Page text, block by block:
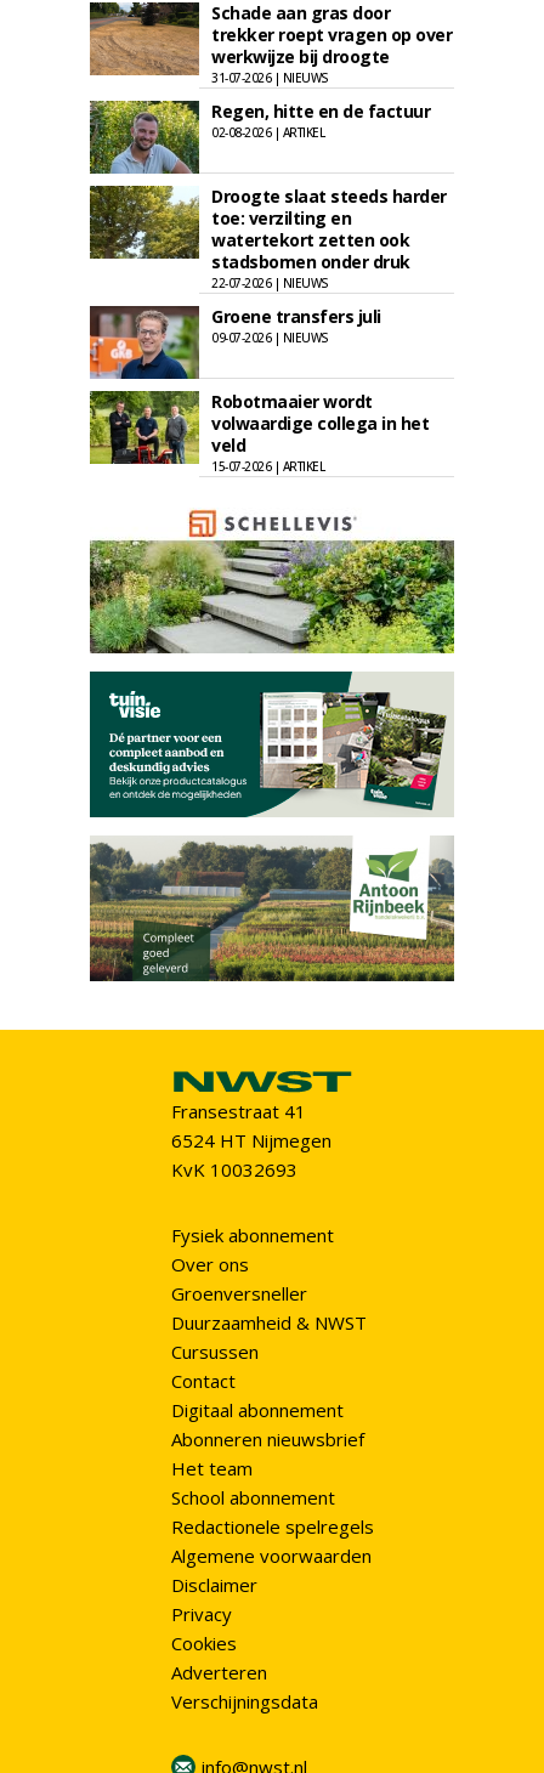
Schade aan gras door
trekker roept vragen op over
werkwijze bij droogte
31-07-2026 | NIEUWS
Regen, hitte en de factuur
02-08-2026 | ARTIKEL
Droogte slaat steeds harder
toe: verzilting en
watertekort zetten ook
stadsbomen onder druk
22-07-2026 | NIEUWS
Groene transfers juli
09-07-2026 | NIEUWS
Robotmaaier wordt
volwaardige collega in het
veld
15-07-2026 | ARTIKEL
Fransestraat 41
6524 HT Nijmegen
KvK 10032693
Fysiek abonnement
Over ons
Groenversneller
Duurzaamheid & NWST
Cursussen
Contact
Digitaal abonnement
Abonneren nieuwsbrief
Het team
School abonnement
Redactionele spelregels
Algemene voorwaarden
Disclaimer
Privacy
Cookies
Adverteren
Verschijningsdata
info@nwst.nl